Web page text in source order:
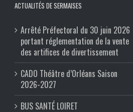
ACTUALITÉS DE SERMAISES
Arrêté Préfectoral du 30 juin 2026
portant réglementation de la vente
des artifices de divertissement
CADO Théâtre d’Orléans Saison
2026-2027
BUS SANTÉ LOIRET